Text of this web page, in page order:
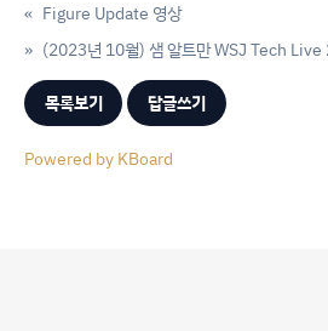
« Figure Update 영상
»
목록보기 답글쓰기
Powered by KBoard